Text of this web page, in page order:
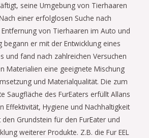
seine Umgebung von Tierhaaren
einer erfolglosen Suche nach
von Tierhaaren im Auto und
begann er mit der Entwicklung eines
und fand nach zahlreichen Versuchen
Materialien eine geeignete Mischung
und Materialqualität. Die zum
Saugfläche des FurEaters erfüllt Allans
Effektivität, Hygiene und Nachhaltigkeit
Grundstein für den FurEater und
weiterer Produkte. Z.B. die Fur EEL